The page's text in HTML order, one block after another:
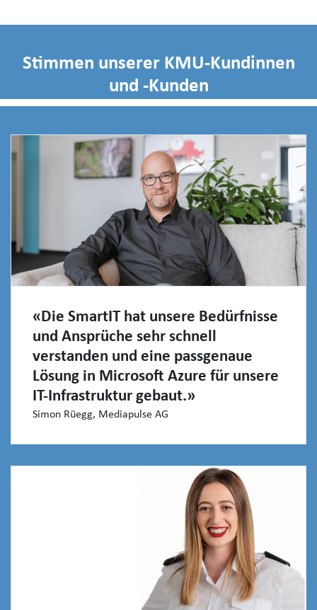
Stimmen unserer KMU-Kundinnen
und -Kunden
«Die SmartIT hat unsere Bedürfnisse
und Ansprüche sehr schnell
verstanden und eine passgenaue
Lösung in Microsoft Azure für unsere
IT-Infrastruktur gebaut.»
Simon Rüegg, Mediapulse AG